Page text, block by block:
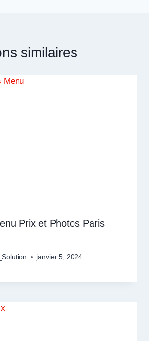
similaires
Prix et Photos Paris
janvier 5, 2024